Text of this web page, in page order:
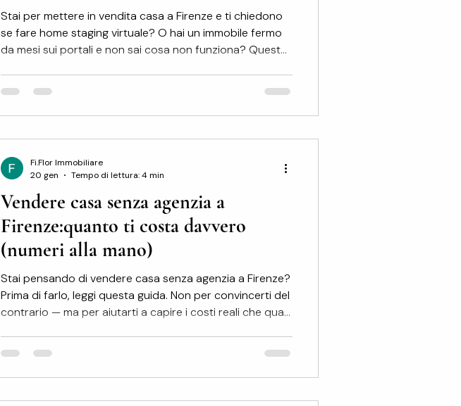
Stai per mettere in vendita casa a Firenze e ti chiedono
se fare home staging virtuale? O hai un immobile fermo
da mesi sui portali e non sai cosa non funziona? Questa
cosa non è L'home staging virtuale è una rielaborazione
Vendere casa senza agenzia a
Firenze:quanto ti costa davvero
(numeri alla mano)
Stai pensando di vendere casa senza agenzia a Firenze?
Prima di farlo, leggi questa guida. Non per convincerti del
contrario — ma per aiutarti a capire i costi reali che quasi
di risparmiare la commissione dell'agenzia. In realtà, non
Fi.Flor Immobiliare
20 gen
Tempo di lettura: 4 min